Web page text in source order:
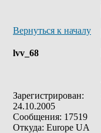
Вернуться к началу
lvv_68
Зарегистрирован:
24.10.2005
Сообщения: 17519
Откуда: Europe UA